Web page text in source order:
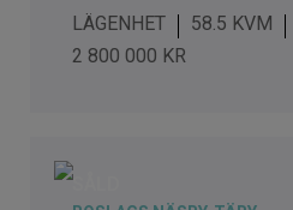
58.5 KVM
LÄGENHET
2 800 000 KR
SÅLD